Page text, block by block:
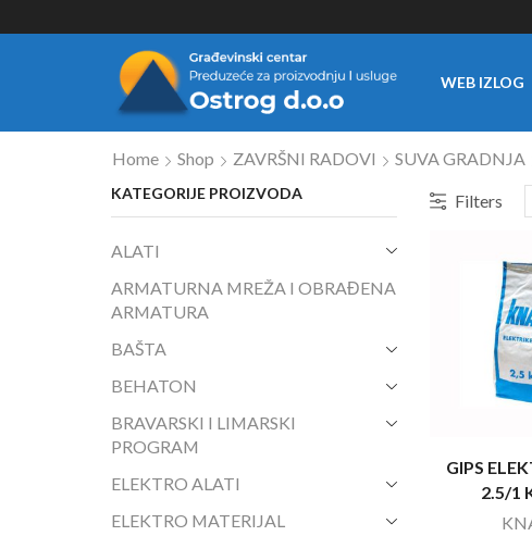
WEB IZLOG
Home Shop ZAVRŠNI RADOVI SUVA GRADNJA
Filters
GIPS
2.5/1
KATEGORIJE PROIZVODA
ALATI
ARMATURNA MREŽA I OBRAĐENA
ARMATURA
BAŠTA
BEHATON
BRAVARSKI I LIMARSKI
PROGRAM
ELEKTRO ALATI
ELEKTRO MATERIJAL